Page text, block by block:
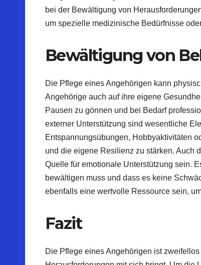
bei der Bewältigung von
um spezielle medizinische Bedürfnisse
Bewältigung von
Die Pflege eines Angehörigen kann
Angehörige auch auf ihre eigene
Pausen zu gönnen und bei Bedarf
externer Unterstützung sind wesentliche
Entspannungsübungen, Hobbyaktivitäten
und die eigene Resilienz zu stärken. Auch
Quelle für emotionale Unterstützung sein.
bewältigen muss und dass es keine
ebenfalls eine wertvolle Ressource sein,
Fazit
Die Pflege eines Angehörigen ist